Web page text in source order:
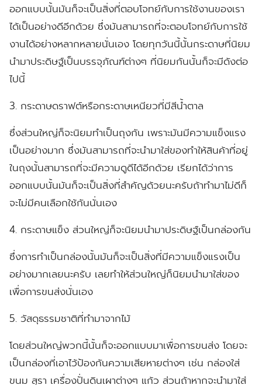
ออกแบบนั้นมันก็จะเป็นสิ่งที่ตอบโจทย์กับการใช้งานของเรา
ได้เป็นอย่างดีอีกด้วย ซึ่งมันสามารถที่จะตอบโจทย์กับการใช้
งานได้อย่างหลากหลายนั่นเอง โดยทุกวันนี้นั้นกระดาษที่นิยม
นำมาประดิษฐ์เป็นบรรจุภัณฑ์ต่างๆ ที่นิยมกันนั้นก็จะมีดังต่อ
ไปนี้
3. กระดาษดราฟต์หรือกระดาษเหนียวที่มีสีน้ำตาล
ซึ่งส่วนใหญ่ก็จะนิยมทำเป็นถุงกัน เพราะมันมีความแข็งแรง
เป็นอย่างมาก ซึ่งมันสามารถที่จะนำมาใส่ของทำให้สินค้าที่อยู่
ในถุงนั้นสามารถที่จะมีความดูดีได้อีกด้วย เรียกได้ว่าการ
ออกแบบนั้นมันก็จะเป็นสิ่งที่สำคัญด้วยนะครับถ้าทำมาไม่ดีก็
จะไม่มีคนเลือกใช้กันนั่นเอง
4. กระดาษแข็ง ส่วนใหญ่ก็จะนิยมนำมาประดิษฐ์เป็นกล่องกัน
ซึ่งการทำเป็นกล่องนั้นมันก็จะเป็นสิ่งที่มีความแข็งแรงเป็น
อย่างมากเลยนะครับ เลยทำให้ส่วนใหญ่ก็นิยมนำมาใส่ของ
เพื่อการขนส่งนั่นเอง
5. วัสดุธรรมชาติที่ทำมาจากไม้
โดยส่วนใหญ่พวกนี้นั้นก็จะออกแบบมาเพื่อการขนส่ง โดยจะ
เป็นกล่องที่เอาไว้ป้องกันความเสียหายต่างๆ เช่น กล่องใส่
ขนม สุรา เครื่องปั่นดินเผาต่างๆ แก้ว ส่วนถ้าหากจะนำมาใส่